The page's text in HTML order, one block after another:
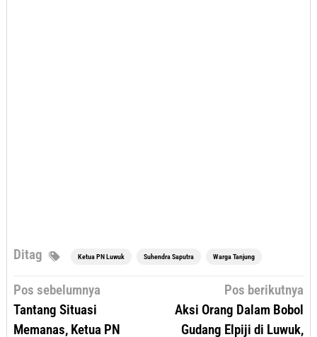
Ditag Ketua PN Luwuk Suhendra Saputra Warga Tanjung
Navigasi
Pos sebelumnya
Tantang Situasi
Memanas, Ketua PN
Pos berikutnya
Aksi Orang Dalam Bobol
Gudang Elpiji di Luwuk,